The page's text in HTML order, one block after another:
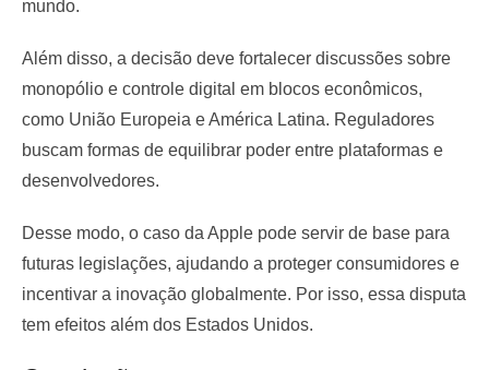
mundo.
Além disso, a decisão deve fortalecer discussões sobre
monopólio e controle digital em blocos econômicos,
como União Europeia e América Latina. Reguladores
buscam formas de equilibrar poder entre plataformas e
desenvolvedores.
Desse modo, o caso da Apple pode servir de base para
futuras legislações, ajudando a proteger consumidores e
incentivar a inovação globalmente. Por isso, essa disputa
tem efeitos além dos Estados Unidos.